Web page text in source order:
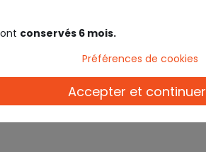
conservés 6 mois.
Préférences de cookies
Accepter et continuer